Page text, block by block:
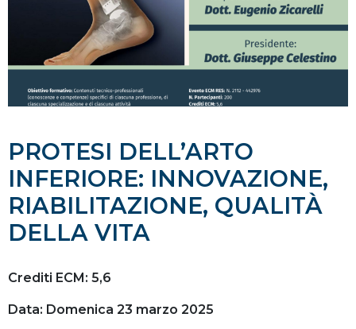
PROTESI DELL’ARTO
INFERIORE: INNOVAZIONE,
RIABILITAZIONE, QUALITÀ
DELLA VITA
Crediti ECM: 5,6
Data: Domenica 23 marzo 2025